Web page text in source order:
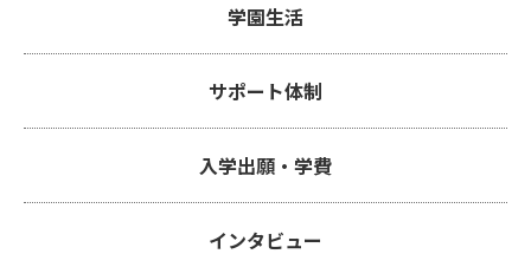
学園生活
サポート体制
入学出願・学費
インタビュー